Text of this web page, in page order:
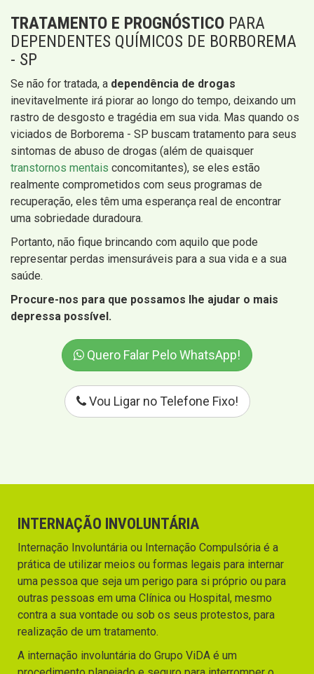
TRATAMENTO E PROGNÓSTICO PARA
DEPENDENTES QUÍMICOS DE BORBOREMA
- SP
Se não for tratada, a dependência de drogas
inevitavelmente irá piorar ao longo do tempo, deixando um
rastro de desgosto e tragédia em sua vida. Mas quando os
viciados de Borborema - SP buscam tratamento para seus
sintomas de abuso de drogas (além de quaisquer
transtornos mentais concomitantes), se eles estão
realmente comprometidos com seus programas de
recuperação, eles têm uma esperança real de encontrar
uma sobriedade duradoura.
Portanto, não fique brincando com aquilo que pode
representar perdas imensuráveis para a sua vida e a sua
saúde.
Procure-nos para que possamos lhe ajudar o mais
depressa possível.
Quero Falar Pelo WhatsApp!
Vou Ligar no Telefone Fixo!
INTERNAÇÃO INVOLUNTÁRIA
Internação Involuntária ou Internação Compulsória é a
prática de utilizar meios ou formas legais para internar
uma pessoa que seja um perigo para si próprio ou para
outras pessoas em uma Clínica ou Hospital, mesmo
contra a sua vontade ou sob os seus protestos, para
realização de um tratamento.
A internação involuntária do Grupo ViDA é um